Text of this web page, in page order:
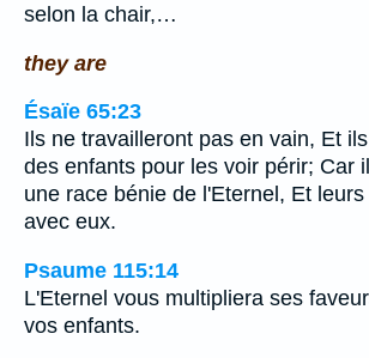
selon la chair,…
they are
Ésaïe 65:23
Ils ne travailleront pas en vain, Et
des enfants pour les voir périr; Car
une race bénie de l'Eternel, Et
avec eux.
Psaume 115:14
L'Eternel vous multipliera ses
vos enfants.